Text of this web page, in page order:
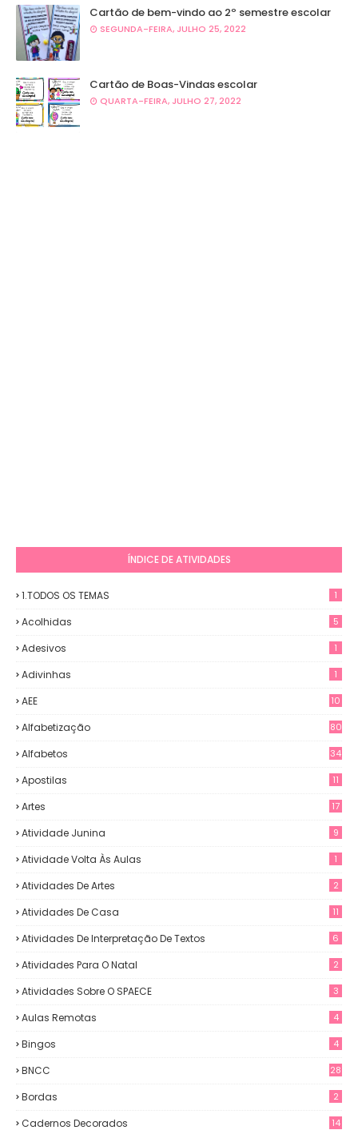
Cartão de bem-vindo ao 2º semestre escolar
SEGUNDA-FEIRA, JULHO 25, 2022
Cartão de Boas-Vindas escolar
QUARTA-FEIRA, JULHO 27, 2022
ÍNDICE DE ATIVIDADES
1.TODOS OS TEMAS 1
Acolhidas 5
Adesivos 1
Adivinhas 1
AEE 10
Alfabetização 80
Alfabetos 34
Apostilas 11
Artes 17
Atividade Junina 9
Atividade Volta Às Aulas 1
Atividades De Artes 2
Atividades De Casa 11
Atividades De Interpretação De Textos 6
Atividades Para O Natal 2
Atividades Sobre O SPAECE 3
Aulas Remotas 4
Bingos 4
BNCC 28
Bordas 2
Cadernos Decorados 14